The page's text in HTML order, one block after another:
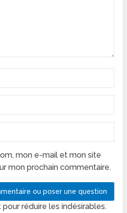
mon e-mail et mon site
mon prochain commentaire.
réduire les indésirables.